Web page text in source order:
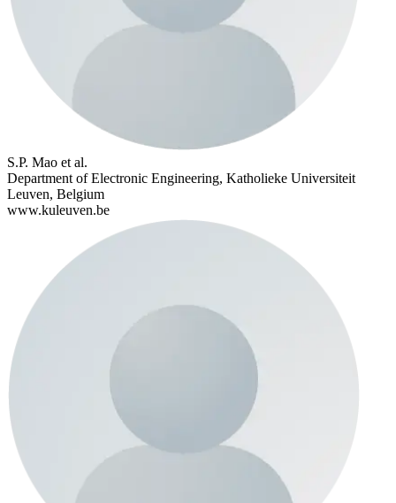
S.P. Mao et al.
Department of Electronic Engineering, Katholieke Universiteit
Leuven, Belgium
www.kuleuven.be